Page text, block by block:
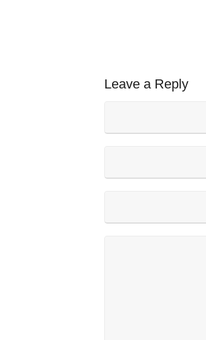
Leave a Reply